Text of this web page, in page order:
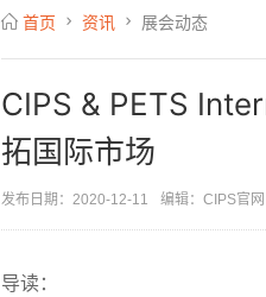
首页 资讯 展会动态
CIPS & PETS
拓国际市场
发布日期：2020-12-11 编辑：CIPS官网
导读：